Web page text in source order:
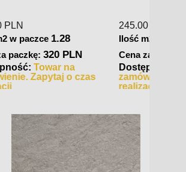
Ilość m2 w paczce
Cena za paczkę: 344.16 PLN
Dostępność: Towar na
zamówienie. Zapytaj o czas
realizacji